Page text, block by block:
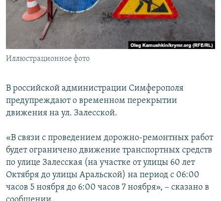
ПОБЕДИТЕЛЕЙ НЕ СУДЯТ?
КРЫМ.НЕПОКОРЕННЫЙ
ELIFBE
УКРАИНСКАЯ ПРОБЛЕМА КРЫМА
ПРИСОЕДИНЯЙТЕСЬ!
Иллюстрационное фото
В российской администрации Симферополя
предупреждают о временном перекрытии
движения на ул. Залесской.
«В связи с проведением дорожно-ремонтных работ
будет ограничено движение транспортных средств
по улице Залесская (на участке от улицы 60 лет
Октября до улицы Аральской) на период с 06:00
часов 5 ноября до 6:00 часов 7 ноября», – сказано в